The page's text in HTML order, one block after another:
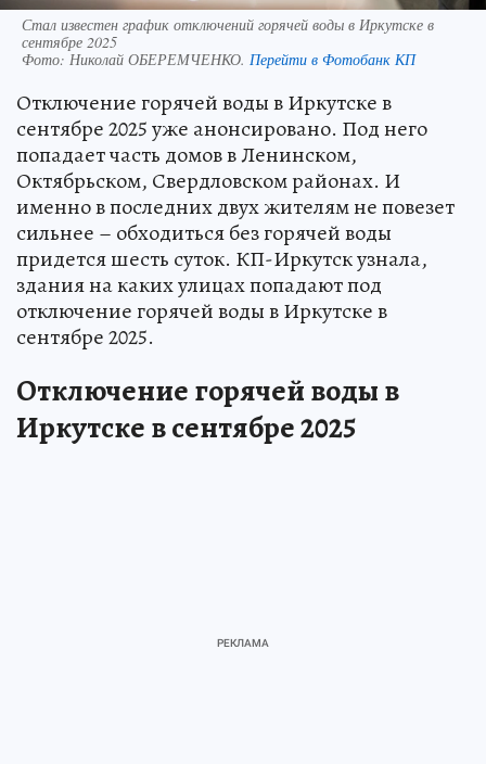
Стал известен график отключений горячей воды в Иркутске в
сентябре 2025
Фото: Николай ОБЕРЕМЧЕНКО. Перейти в Фотобанк КП
Отключение горячей воды в Иркутске в
сентябре 2025 уже анонсировано. Под него
попадает часть домов в Ленинском,
Октябрьском, Свердловском районах. И
именно в последних двух жителям не повезет
сильнее – обходиться без горячей воды
придется шесть суток. КП-Иркутск узнала,
здания на каких улицах попадают под
отключение горячей воды в Иркутске в
сентябре 2025.
Отключение горячей воды в
Иркутске в сентябре 2025